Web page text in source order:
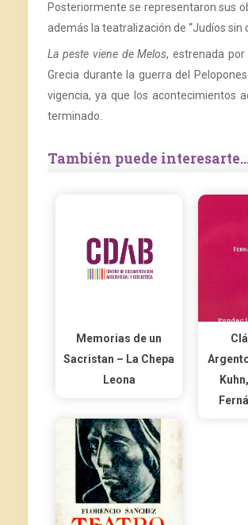
Posteriormente se representaron sus
además la teatralización de “Judíos sin
La peste viene de Melos, estrenada
Grecia durante la guerra del
vigencia, ya que los acontecimientos
terminado.
También puede
Memorias de un
Sacristan – La Chepa
Leona